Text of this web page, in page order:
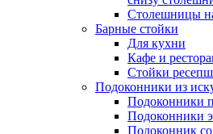
Столешницы
Барные стойки
Для кухни
Кафе и
Стойки
Подоконники из
Подоконники
Подоконники
Подоконник